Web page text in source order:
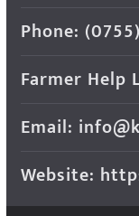
Phone:
Farmer Help
Email:
Website: